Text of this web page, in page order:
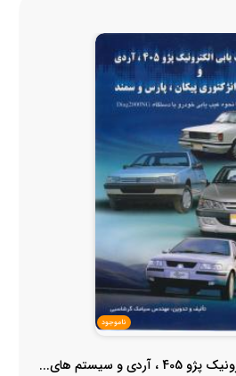
ناموجود
و سیستم های...